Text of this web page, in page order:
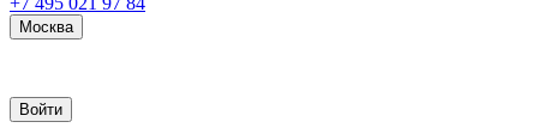
Москва
Войти